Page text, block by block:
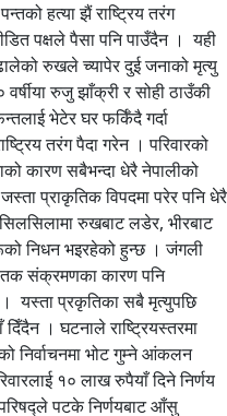
हत्या झैं राष्ट्रिय तरंग
पक्षले पैसा पनि पाउँदैन । यही
रुखले च्यापेर दुई जनाको मृत्यु
रुजु झाँक्री र सोही ठाउँकी
भेटेर घर फर्किँदै गर्दा
तरंग पैदा गरेन । परिवारको
कारण सबैभन्दा धेरै नेपालीको
प्राकृतिक विपदमा परेर पनि धेरै
रुखबाट लडेर, भीरबाट
निधन भइरहेको हुन्छ । जंगली
संक्रमणका कारण पनि
यस्ता प्रकृतिका सबै मृत्युपछि
। घटनाले राष्ट्रियस्तरमा
निर्वाचनमा भोट गुम्ने आंकलन
१० लाख रुपैयाँ दिने निर्णय
पटके निर्णयबाट आँसु